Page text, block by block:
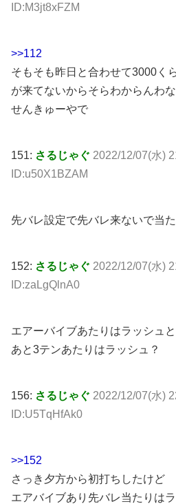
ID:M3jt8xFZM
>>112
そもそも昨日と合わせて3000く
が来てないからそらわからんわな
せんきゅーやで
151: さるじゃぐ 2022/12/07(水)
ID:u50X1BZAM
先バレ設定で先バレ来ないで当
152: さるじゃぐ 2022/12/07(水)
ID:zaLgQlnA0
エアーバイブあたりはラッシュ
あと3テンあたりはラッシュ？
156: さるじゃぐ 2022/12/07(水)
ID:U5TqHfAk0
>>152
さっき夕方から初打ちしたけど
エアバイブあり先バレ当たりは